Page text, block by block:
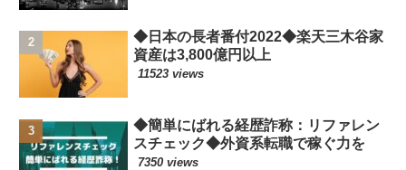
◆日本の長者番付2022◆楽天三木谷家
資産は3,800億円以上
11523 views
◆簡単にばれる経歴詐称：リファレン
スチェック◆外資系転職で稼ぐ力を
7350 views